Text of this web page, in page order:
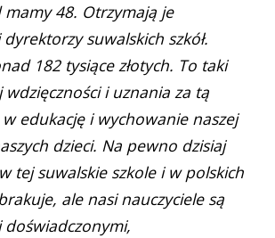
mamy 48. Otrzymają je
suwalskich szkół.
182 tysiące złotych. To taki
wdzięczności i uznania za tą
w edukację i wychowanie naszej
dzieci. Na pewno dzisiaj
tej suwalskie szkole i w polskich
ale nasi nauczyciele są